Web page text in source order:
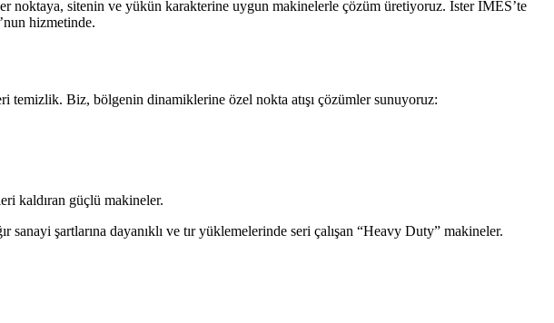
noktaya, sitenin ve yükün karakterine uygun makinelerle çözüm üretiyoruz. İster İMES’te
hizmetinde.
Biz, bölgenin dinamiklerine özel nokta atışı çözümler sunuyoruz:
kaldıran güçlü makineler.
sanayi şartlarına dayanıklı ve tır yüklemelerinde seri çalışan “Heavy Duty” makineler.